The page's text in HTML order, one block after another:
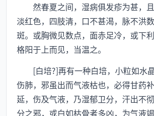
然春夏之间，湿病俱发疹为甚，
淡红色，四肢清，口不甚渴，脉不洪
斑。或胸微见数点，面赤足冷，或下
格阳于上而见，当温之。
[白培?]再有一种白培，小粒如水
伤肺，邪虽出而气液枯也，必得甘药
延，伤及气液，乃湿郁卫分，汗出不
分之邪，或白如枯骨者多凶，为气液竭